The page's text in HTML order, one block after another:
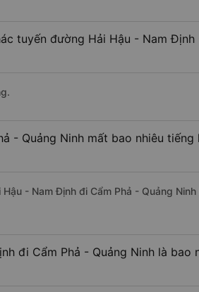
tuyến đường Hải Hậu - Nam Định
- Quảng Ninh mất bao nhiêu tiếng
- Nam Định đi Cẩm Phả - Quảng
đi Cẩm Phả - Quảng Ninh là bao